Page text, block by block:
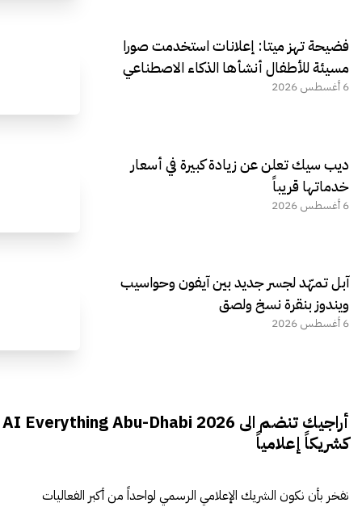
فضيحة تهز ميتا: إعلانات استخدمت صورا
مسيئة للأطفال أنشأها الذكاء الاصطناعي
6 أغسطس 2026
ديب سيك تعلن عن زيادة كبيرة في أسعار
خدماتها قريباً
6 أغسطس 2026
آبل تمهّد لجسر جديد بين آيفون وحواسيب
ويندوز بنقرة نسخ ولصق
6 أغسطس 2026
أراجيك تنضم الى AI Everything Abu-Dhabi 2026
كشريكاً إعلامياً
نفخر بأن نكون الشريك الإعلامي الرسمي لواحداً من أكبر الفعاليات